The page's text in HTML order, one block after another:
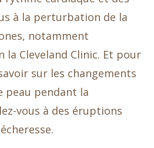
à la perturbation de la
notamment
la Cleveland Clinic. Et pour
sur les changements
peau pendant la
vous à des éruptions